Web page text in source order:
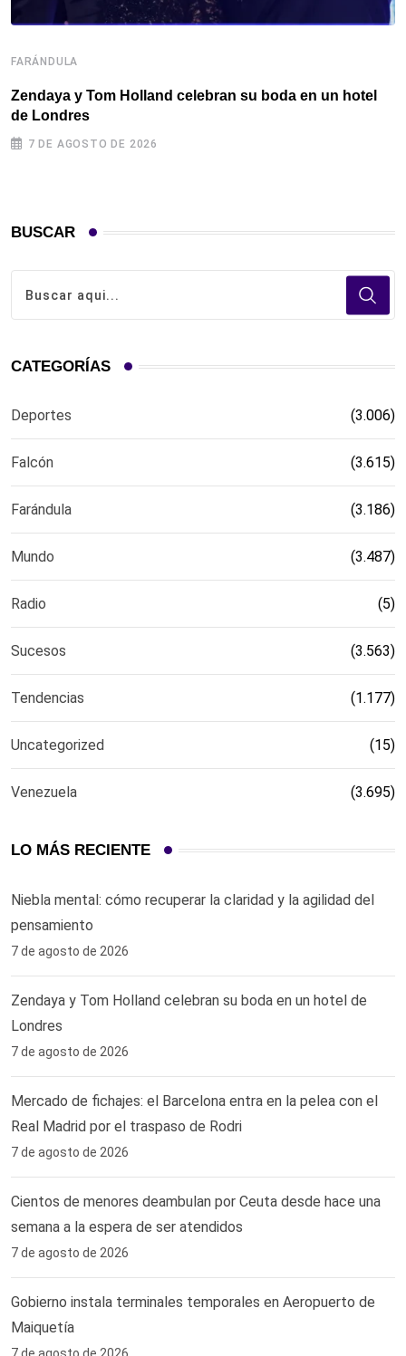
FARÁNDULA
Zendaya y Tom Holland celebran su boda en un hotel
de Londres
7 DE AGOSTO DE 2026
BUSCAR
CATEGORÍAS
Deportes (3.006)
Falcón (3.615)
Farándula (3.186)
Mundo (3.487)
Radio (5)
Sucesos (3.563)
Tendencias (1.177)
Uncategorized (15)
Venezuela (3.695)
LO MÁS RECIENTE
Niebla mental: cómo recuperar la claridad y la agilidad del
pensamiento
7 de agosto de 2026
Zendaya y Tom Holland celebran su boda en un hotel de
Londres
7 de agosto de 2026
Mercado de fichajes: el Barcelona entra en la pelea con el
Real Madrid por el traspaso de Rodri
7 de agosto de 2026
Cientos de menores deambulan por Ceuta desde hace una
semana a la espera de ser atendidos
7 de agosto de 2026
Gobierno instala terminales temporales en Aeropuerto de
Maiquetía